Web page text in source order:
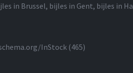
in Brussel, bijles in Gent, bijles in
InStock (465)